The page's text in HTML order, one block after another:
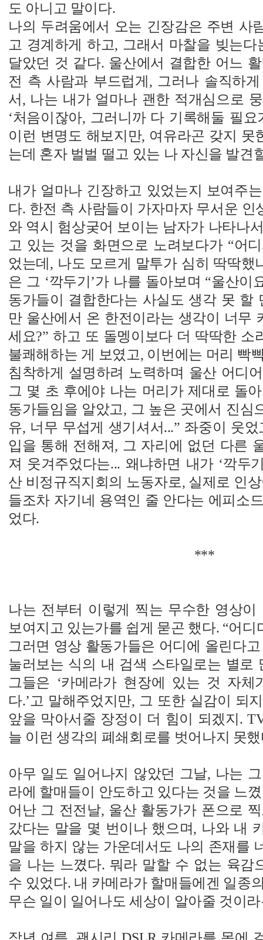
도 아니고 말이다.
나의 두려움에서 오는 긴장감은 주변 사
고 경계하게 하고, 그래서 마찰을 빚는
달았던 것 같다. 울산에서 결합한 어느
전 측 사람과 부드럽게, 그러나 솔직하
서, 나는 내가 얼마나 괜한 적개심으로
‘처음이잖아, 그러니까 다 기록해둘 필요
이런 변명도 해보지만, 여유라곤 갖지 못
는데 혼자 벌벌 떨고 있는 나 자신을 발견
내가 얼마나 긴장하고 있었는지 보여주
다. 한전 측 사람들이 가자마자 무서운 인
와 역시 험상궂어 보이는 남자가 나타나
고 있는 것을 화면으로 노려보다가 “어
었는데, 나도 모르게 말투가 심히 딱딱했
은 그 ‘깍두기’가 나를 돌아보며 “울산이
동가들이 결합한다는 사실도 생각 못 할
만 울산에서 온 한전이라는 생각이 너무
세요?” 하고 또 돌멩이보다 더 딱딱한 소
불쾌해하는 게 보였고, 이번에는 머리 빡
침착하게 설명하려 노력하며 울산 어디
그 몇 초 후에야 나는 머리가 제대로 돌
동가들임을 알았고, 그 높은 곳에서 진심
유, 너무 무섭게 생기셔서...” 좌중이 웃
입을 통해 전해져, 그 자리에 없던 다른
져 웃겨주었다는... 왜냐하면 내가 ‘깍두
산 비정규직지회의 노동자로, 실제로 인
들조차 자기네 용역인 줄 안다는 에피소
었다.
***
나는 전부터 이렇게 찍는 무수한 영상이
보여지고 있는가를 쉽게 묻곤 했다. “어디
그러면 영상 활동가들은 어디에 올린다
눌러보는 식의 내 검색 스타일로는 별로
그들은 ‘카메라가 현장에 있는 것 자체
다.’고 말해주었지만, 그 또한 실감이 되
앞을 막아서줄 장정이 더 힘이 되겠지.
늘 이런 생각의 폐쇄회로를 벗어나지 못
아무 일도 일어나지 않았던 그날, 나는
라에 할매들이 안도하고 있다는 것을 느
어난 그 전전날, 울산 활동가가 폰으로
갔다는 말을 몇 번이나 했으며, 나와 내
말을 하지 않는 가운데서도 나의 존재를
을 나는 느꼈다. 뭐라 말할 수 없는 육감
수 있었다. 내 카메라가 할매들에겐 일종
무슨 일이 일어나도 세상이 알아줄 것이